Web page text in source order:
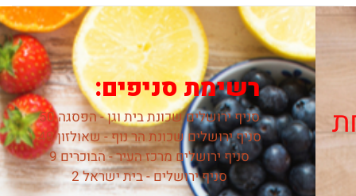
רשימת סניפים:
סניף ירושלים שכונת בית וגן - הפסגה 50
סניף ירושלים שכונת הר נוף - שאולזון 49
סניף ירושלים מרכז העיר - הבוכרים 9
סניף ירושלים - בית ישראל 2